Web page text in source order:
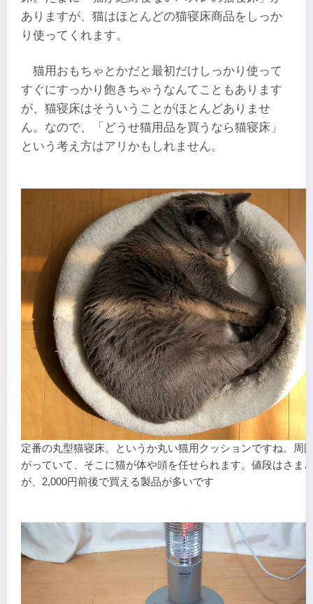
ありますが、猫はほとんどの猫寝床商品をしっか
り使ってくれます。
猫用おもちゃとかだと最初だけしっかり使って
すぐにすっかり飽きちゃうなんてこともあります
が、猫寝床はそういうことがほとんどありませ
ん。なので、「どうせ猫用品を買うなら猫寝床」
という考え方はアリかもしれません。
定番の丸型猫寝床。というか丸い猫用クッションですね。周
がっていて、そこに猫が体や頭を任せられます。値段はさま
が、2,000円前後で買える製品が多いです